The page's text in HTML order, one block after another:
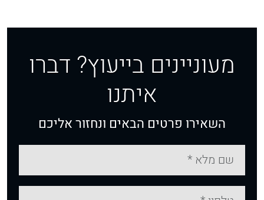
מעוניינים בייעוץ? דברו
איתנו
השאירו פרטים הבאים ונחזור אליכם